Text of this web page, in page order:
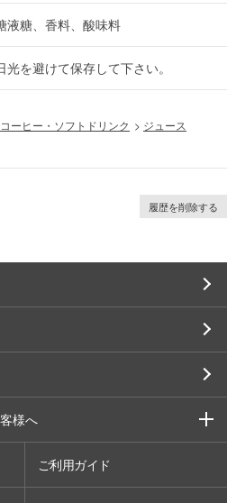
液糖、香料、酸味料
を避けて保存して下さい。
ーヒー・ソフトドリンク > ジュース
履歴を削除する
様へ
ご利用ガイド